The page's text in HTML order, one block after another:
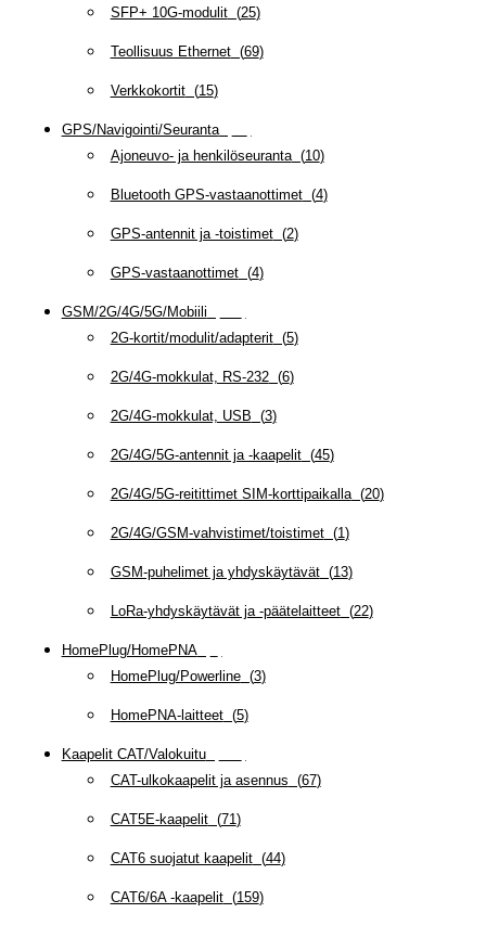
SFP+ 10G-modulit(25)
Teollisuus Ethernet(69)
Verkkokortit(15)
GPS/Navigointi/Seuranta(
Ajoneuvo- ja henkilöseuranta(10)
Bluetooth GPS-vastaanottimet(4)
GPS-antennit ja -toistimet(2)
GPS-vastaanottimet(4)
GSM/2G/4G/5G/Mobiili
2G-kortit/modulit/adapterit(5)
2G/4G-mokkulat, RS-232(6)
2G/4G-mokkulat, USB (3)
2G/4G/5G-antennit ja -kaapelit(45)
2G/4G/5G-reitittimet SIM-korttipaikalla(20)
2G/4G/GSM-vahvistimet/toistimet(1)
GSM-puhelimet ja yhdyskäytävät(13)
LoRa-yhdyskäytävät ja -päätelaitteet(22)
HomePlug/HomePNA(
HomePlug/Powerline(3)
HomePNA-laitteet(5)
Kaapelit CAT/Valokuitu(
CAT-ulkokaapelit ja asennus (67)
CAT5E-kaapelit(71)
CAT6 suojatut kaapelit(44)
CAT6/6A -kaapelit(159)